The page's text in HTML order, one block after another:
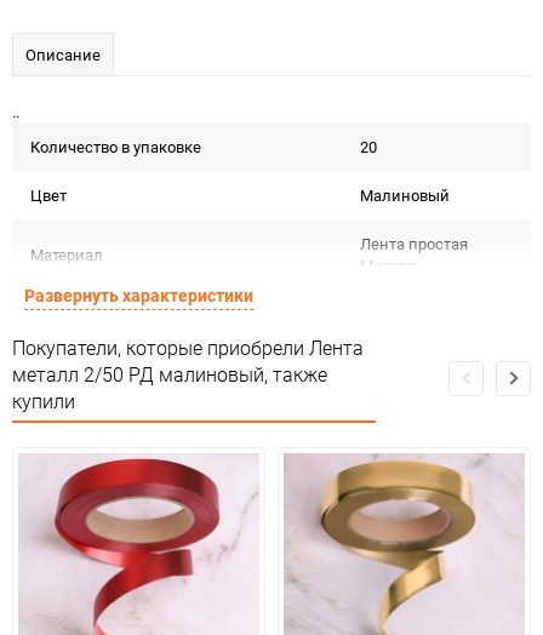
Описание
..
Количество в упаковке
20
Цвет Малиновый
Материал
Лента простая
Металл
Предназначение товара
сертификации
Особые условия
Особых условий не
требует
Минимальное количество
Единица измерения шт
Развернуть характеристики
Покупатели, которые приобрели Лента
металл 2/50 РД малиновый, также
купили